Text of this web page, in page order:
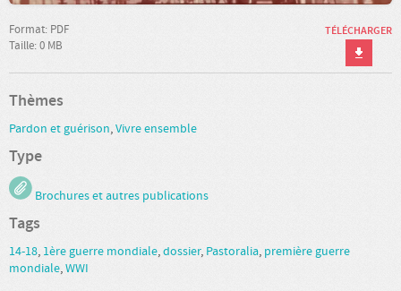
TÉLÉCHARGER
Format: PDF
Taille: 0 MB
Thèmes
Pardon et guérison,Vivre ensemble
Type
Brochures et autres publications
Tags
14-18, 1ère guerre mondiale,dossier, Pastoralia, première guerre
mondiale,WWI